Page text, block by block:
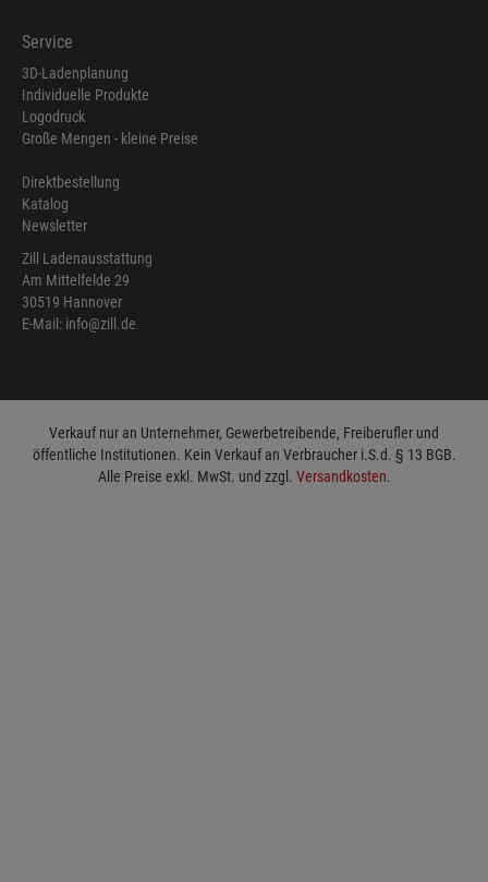
Service
3D-Ladenplanung
Individuelle Produkte
Logodruck
Große Mengen - kleine Preise
Direktbestellung
Katalog
Newsletter
Zill Ladenausstattung
Am Mittelfelde 29
30519 Hannover
E-Mail: info@zill.de
Verkauf nur an Unternehmer, Gewerbetreibende, Freiberufler und
öffentliche Institutionen. Kein Verkauf an Verbraucher i.S.d. § 13 BGB.
Alle Preise exkl. MwSt. und zzgl. Versandkosten.